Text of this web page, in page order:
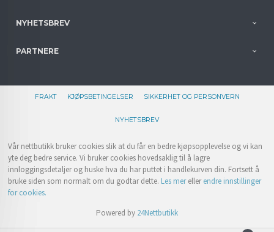
NYHETSBREV
PARTNERE
FRAKT KJØPSBETINGELSER SIKKERHET OG PERSONVERN
NYHETSBREV
Vår nettbutikk bruker cookies slik at du får en bedre kjøpsopplevelse og vi kan
yte deg bedre service. Vi bruker cookies hovedsaklig til å lagre
innloggingsdetaljer og huske hva du har puttet i handlekurven din. Fortsett å
bruke siden som normalt om du godtar dette. Les merellerendre innstillinger
for cookies.
Powered by 24Nettbutikk